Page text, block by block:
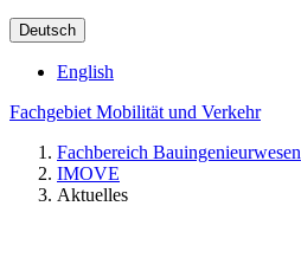
Deutsch
English
Fachgebiet Mobilität und Verkehr
Fachbereich Bauingenieurwesen
IMOVE
Aktuelles